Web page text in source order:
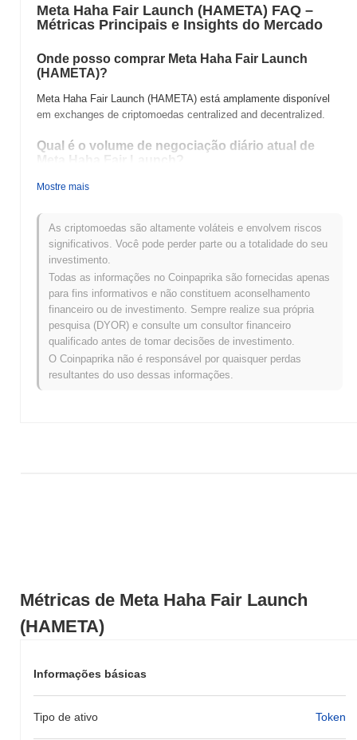
Métricas de Meta Haha Fair Launch
(HAMETA)
Informações básicas
Tipo de ativo Token
Meta Haha Fair Launch (HAMETA) FAQ –
Métricas Principais e Insights do Mercado
Onde posso comprar Meta Haha Fair Launch
(HAMETA)?
Meta Haha Fair Launch (HAMETA) está amplamente disponível
em exchanges de criptomoedas centralized and decentralized.
Qual é o volume de negociação diário atual de
Meta Haha Fair Launch?
Nas últimas 24 horas, o volume de negociação de Meta Haha Fair
Qual é o histórico da faixa de preço de Meta Haha
Fair Launch?
Máxima Histórica (ATH): €0.014440
Mínima Histórica (ATL): €0.00
Meta Haha Fair Launch está sendo negociado atualmente
~99.76%abaixo de sua ATH .
Como Meta Haha Fair Launch está se
desempenhando em comparação com o mercado
Mostre mais
As criptomoedas são altamente voláteis e envolvem riscos
significativos. Você pode perder parte ou a totalidade do seu
investimento.
Todas as informações no Coinpaprika são fornecidas apenas
para fins informativos e não constituem aconselhamento
financeiro ou de investimento. Sempre realize sua própria
pesquisa (DYOR) e consulte um consultor financeiro
qualificado antes de tomar decisões de investimento.
O Coinpaprika não é responsável por quaisquer perdas
resultantes do uso dessas informações.